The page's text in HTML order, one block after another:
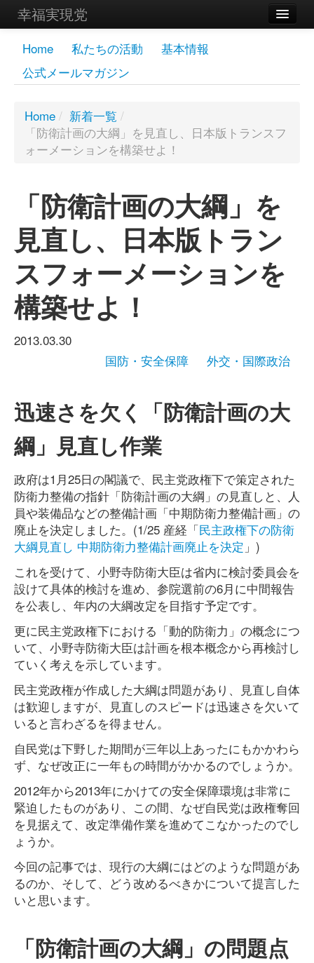
幸福実現党
メンバーズページ
党員
お問い合わせ
Home 私たちの活動
基本情報
公式メールマガジン
Home / 新着一覧 /
「防衛計画の大綱」を見直し、日本版トランスフ
ォーメーションを構築せよ！
「防衛計画の大綱」を
見直し、日本版トラン
スフォーメーションを
構築せよ！
2013.03.30
国防・安全保障
外交・国際政治
迅速さを欠く「防衛計画の大
綱」見直し作業
政府は1月25日の閣議で、民主党政権下で策定された
防衛力整備の指針「防衛計画の大綱」の見直しと、人
員や装備品などの整備計画「中期防衛力整備計画」の
廃止を決定しました。(1/25 産経「民主政権下の防衛
大綱見直し 中期防衛力整備計画廃止を決定 」)
これを受けて、小野寺防衛大臣は省内に検討委員会を
設けて具体的検討を進め、参院選前の6月に中間報告
を公表し、年内の大綱改定を目指す予定です。
更に民主党政権下における「動的防衛力」の概念につ
いて、小野寺防衛大臣は計画を根本概念から再検討し
ていく考えを示しています。
民主党政権が作成した大綱は問題があり、見直し自体
は歓迎しますが、見直しのスピードは迅速さを欠いて
いると言わざるを得ません。
自民党は下野した期間が三年以上あったにもかかわら
ず、なぜ改正に一年もの時間がかかるのでしょうか。
2012年から2013年にかけての安全保障環境は非常に
緊迫したものがあり、この間、なぜ自民党は政権奪回
を見据えて、改定準備作業を進めてこなかったのでし
ょうか。
今回の記事では、現行の大綱にはどのような問題があ
るのか、そして、どう改めるべきかについて提言した
いと思います。
「防衛計画の大綱」の問題点